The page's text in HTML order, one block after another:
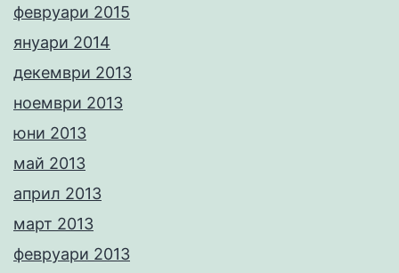
февруари 2015
януари 2014
декември 2013
ноември 2013
юни 2013
май 2013
април 2013
март 2013
февруари 2013